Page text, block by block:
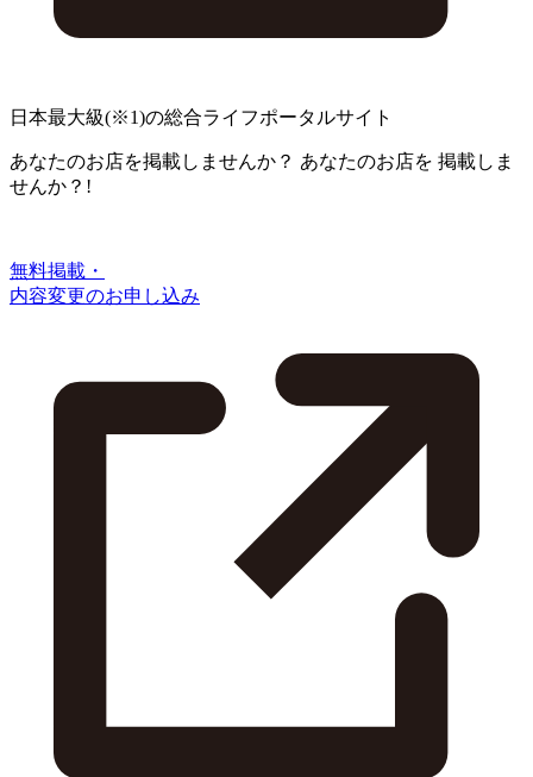
日本最大級(※1)の総合ライフポータルサイト
あなたのお店を掲載しませんか？ あなたのお店を 掲載しま
せんか？!
無料掲載・
内容変更のお申し込み